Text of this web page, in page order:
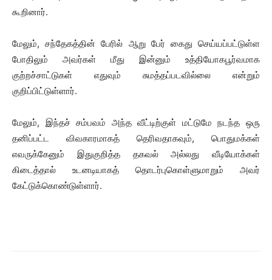
கூறினார்.
மேலும், சந்தேகத்தின் பேரில் ஆறு பேர் கைது செய்யப்பட்டுள்ள
போதிலும் அவர்கள் மீது இன்னும் உத்தியோகபூர்வமாக
குற்றச்சாட்டுகள் எதுவும் சுமத்தப்படவில்லை என்றும்
குறிப்பிட்டுள்ளார்.
மேலும், இந்தச் சம்பவம் அந்த வீட்டிற்குள் மட்டுமே நடந்த ஒரு
தனிப்பட்ட விவகாரமாகத் தெரிவதாகவும், பொதுமக்கள்
எவருக்கேனும் இதுகுறித்த தகவல் அல்லது வீடியோக்கள்
கிடைத்தால் உடனடியாகத் தொடர்புகொள்ளுமாறும் அவர்
கேட்டுக்கொண்டுள்ளார்.